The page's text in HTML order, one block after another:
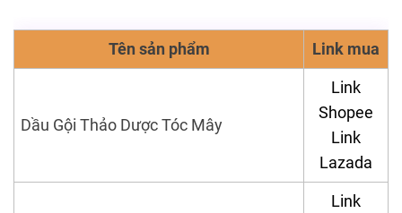
Tên sản phẩm Link mua
Dầu Gội Thảo Dược Tóc Mây
Link
Shopee
Link
Lazada
Link